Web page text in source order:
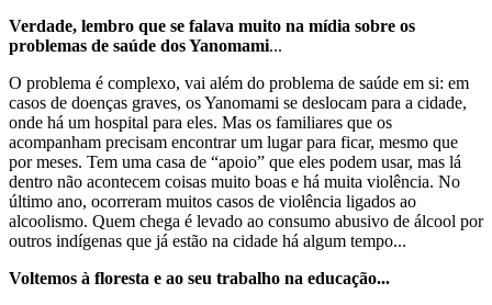
Verdade, lembro que se falava muito na mídia sobre os
problemas de saúde dos Yanomami...
O problema é complexo, vai além do problema de saúde em si: em
casos de doenças graves, os Yanomami se deslocam para a cidade,
onde há um hospital para eles. Mas os familiares que os
acompanham precisam encontrar um lugar para ficar, mesmo que
por meses. Tem uma casa de “apoio” que eles podem usar, mas lá
dentro não acontecem coisas muito boas e há muita violência. No
último ano, ocorreram muitos casos de violência ligados ao
alcoolismo. Quem chega é levado ao consumo abusivo de álcool por
outros indígenas que já estão na cidade há algum tempo...
Voltemos à floresta e ao seu trabalho na educação...